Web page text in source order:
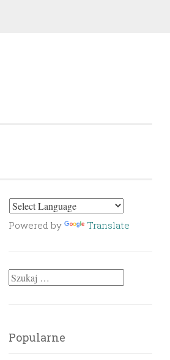
Powered by Translate
Szukaj:
Popularne